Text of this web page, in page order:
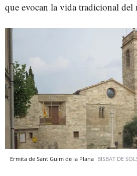
que evocan la vida tradicional
Ermita de Sant Guim de la Plana BISBAT DE